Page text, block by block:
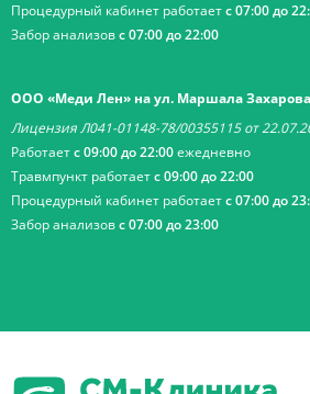
Процедурный кабинет работаетс 07:00 до
Забор анализовс 07:00 до 22:00
ООО «Меди Лен» на ул. Маршала
Лицензия Л041-01148-78/00355115 от
Работаетс 09:00 до 22:00ежедневно
Травмпункт работаетс 09:00 до 22:00
Процедурный кабинет работаетс 07:00 до
Забор анализовс 07:00 до 23:00